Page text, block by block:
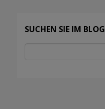
SUCHEN SIE IM BLOG